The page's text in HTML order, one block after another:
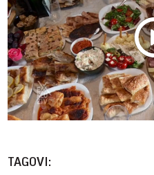
TAGOVI: